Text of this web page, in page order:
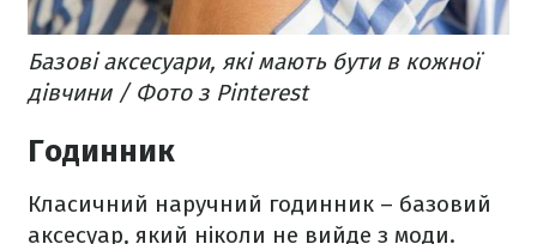
Базові аксесуари, які мають бути в кожної
дівчини / Фото з Pinterest
Годинник
Класичний наручний годинник – базовий
аксесуар, який ніколи не вийде з моди.